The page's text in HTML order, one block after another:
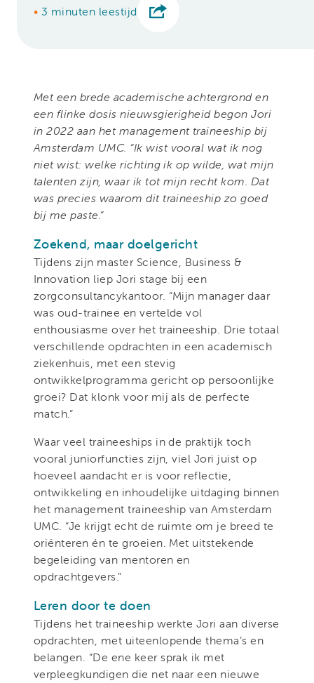
• 3 minuten leestijd
Met een brede academische achtergrond en
een flinke dosis nieuwsgierigheid begon Jori
in 2022 aan het management traineeship bij
Amsterdam UMC. “Ik wist vooral wat ik nog
niet wist: welke richting ik op wilde, wat mijn
talenten zijn, waar ik tot mijn recht kom. Dat
was precies waarom dit traineeship zo goed
bij me paste.”
Zoekend, maar doelgericht
Tijdens zijn master Science, Business &
Innovation liep Jori stage bij een
zorgconsultancykantoor. “Mijn manager daar
was oud-trainee en vertelde vol
enthousiasme over het traineeship. Drie totaal
verschillende opdrachten in een academisch
ziekenhuis, met een stevig
ontwikkelprogramma gericht op persoonlijke
groei? Dat klonk voor mij als de perfecte
match.”
Waar veel traineeships in de praktijk toch
vooral juniorfuncties zijn, viel Jori juist op
hoeveel aandacht er is voor reflectie,
ontwikkeling en inhoudelijke uitdaging binnen
het management traineeship van Amsterdam
UMC. “Je krijgt echt de ruimte om je breed te
oriënteren én te groeien. Met uitstekende
begeleiding van mentoren en
opdrachtgevers.”
Leren door te doen
Tijdens het traineeship werkte Jori aan diverse
opdrachten, met uiteenlopende thema’s en
belangen. “De ene keer sprak ik met
verpleegkundigen die net naar een nieuwe